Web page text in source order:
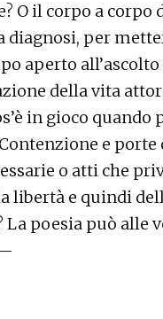
O il corpo a corpo
diagnosi, per
aperto all’ascolto
della vita
in gioco
e porte
o atti che
libertà e quindi
La poesia può alle